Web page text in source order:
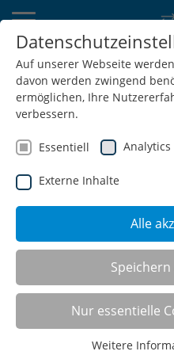
Deutschland Schweiz Österreich
Luxemburg Niederlande
CNC-
Auf unserer Webseite
davon werden zwingend
ermöglichen, Ihre
verbessern.
Essentiell Analytics
Externe Inhalte
Alle
Nur essentielle
Weitere